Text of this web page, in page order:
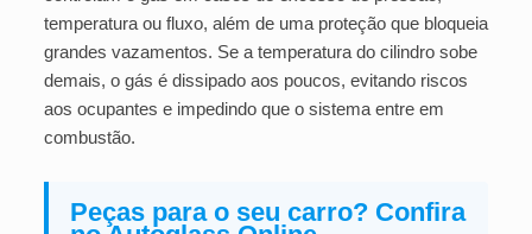
temperatura ou fluxo, além de uma proteção que bloqueia
grandes vazamentos. Se a temperatura do cilindro sobe
demais, o gás é dissipado aos poucos, evitando riscos
aos ocupantes e impedindo que o sistema entre em
combustão.
Peças para o seu carro? Confira